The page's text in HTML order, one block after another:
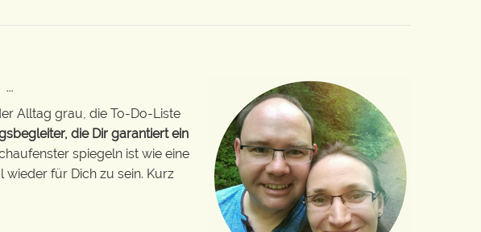
…
Alltag grau, die To-Do-Liste
die Dir garantiert ein
spiegeln ist wie eine
wieder für Dich zu sein. Kurz